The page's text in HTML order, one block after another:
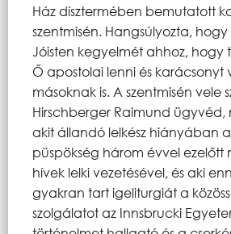
Ház dísztermében bemutatott
szentmisén. Hangsúlyozta,
Jóisten kegyelmét ahhoz, hogy
Ő apostolai lenni és karácsonyt
másoknak is. A szentmisén vele
Hirschberger Raimund ügyvéd,
akit állandó lelkész hiányában
püspökség három évvel ezelőtt
hívek lelki vezetésével, és aki
gyakran tart igeliturgiát a
szolgálatot az Innsbrucki